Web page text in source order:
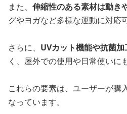
また、 伸縮性のある素材は動き
グやヨガなど多様な運動に対応
さらに、 UVカット機能や抗菌加
く、屋外での使用や日常使いに
これらの要素は、ユーザーが購
なっています。